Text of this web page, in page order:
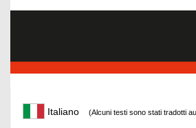
Italiano (Alcuni testi sono stati tradotti